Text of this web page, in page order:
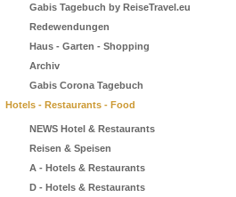
Gabis Tagebuch by ReiseTravel.eu
Redewendungen
Haus - Garten - Shopping
Archiv
Gabis Corona Tagebuch
Hotels - Restaurants - Food
NEWS Hotel & Restaurants
Reisen & Speisen
A - Hotels & Restaurants
D - Hotels & Restaurants